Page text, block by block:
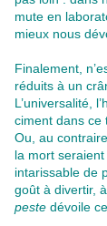
mute en
mieux nous
Finalement,
réduits à un
L’universalité,
ciment dans ce
Ou, au
la mort
intarissable de
goût à divertir,
peste dévoile